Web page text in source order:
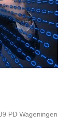
PD Wageningen